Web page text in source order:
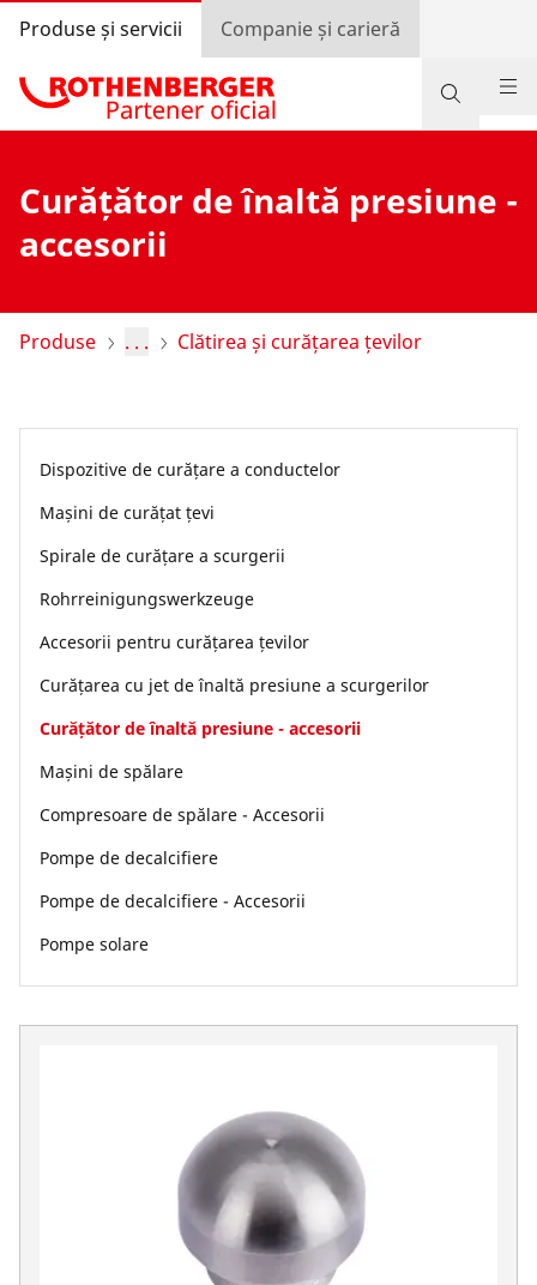
Produse și servicii Companie și carieră
Suport și servicii
Învață și economisește
Programul de bonusuri
Selectarea țării
Curățător de înaltă presiune -
accesorii
Produse . . . Clătirea și curățarea țevilor
Dispozitive de curățare a conductelor
Mașini de curățat țevi
Spirale de curățare a scurgerii
Rohrreinigungswerkzeuge
Accesorii pentru curățarea țevilor
Curățarea cu jet de înaltă presiune a scurgerilor
Curățător de înaltă presiune - accesorii
Mașini de spălare
Compresoare de spălare - Accesorii
Pompe de decalcifiere
Pompe de decalcifiere - Accesorii
Pompe solare